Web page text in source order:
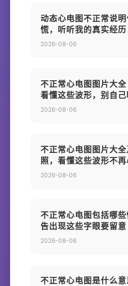
动态心电图不正常说明
慌，听听我的真实经历
2026-08-06
不正常心电图图片大
看懂这些波形，别自
2026-08-06
不正常心电图图片大
照，看懂这些波形不
2026-08-06
不正常心电图包括哪
告出现这些字眼要留意
2026-08-06
不正常心电图是什么